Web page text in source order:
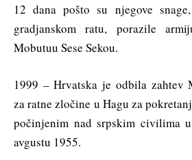
12 dana pošto su njegove
gradjanskom ratu, porazile
Mobutuu Sese Sekou.
1999 – Hrvatska je odbila zahtev
za ratne zločine u Hagu za
počinjenim nad srpskim civilima
avgustu 1955.